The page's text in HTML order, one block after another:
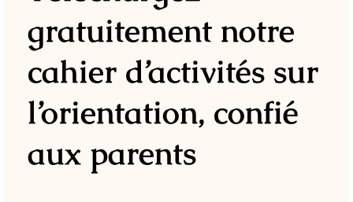
gratuitement notre
cahier d’activités sur
l’orientation, confié
aux parents